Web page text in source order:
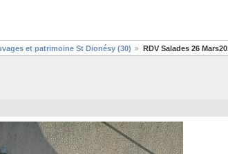
et patrimoine St Dionésy (30) RDV Salades 26